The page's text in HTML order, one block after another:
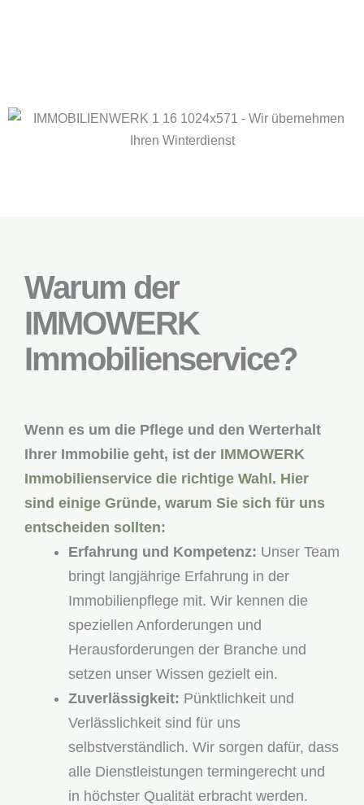
Warum der
IMMOWERK
Immobilienservice?
Wenn es um die Pflege und den Werterhalt
Ihrer Immobilie geht, ist der IMMOWERK
Immobilienservice die richtige Wahl. Hier
sind einige Gründe, warum Sie sich für uns
entscheiden sollten:
Erfahrung und Kompetenz: Unser Team
bringt langjährige Erfahrung in der
Immobilienpflege mit. Wir kennen die
speziellen Anforderungen und
Herausforderungen der Branche und
setzen unser Wissen gezielt ein.
Zuverlässigkeit: Pünktlichkeit und
Verlässlichkeit sind für uns
selbstverständlich. Wir sorgen dafür, dass
alle Dienstleistungen termingerecht und
in höchster Qualität erbracht werden.